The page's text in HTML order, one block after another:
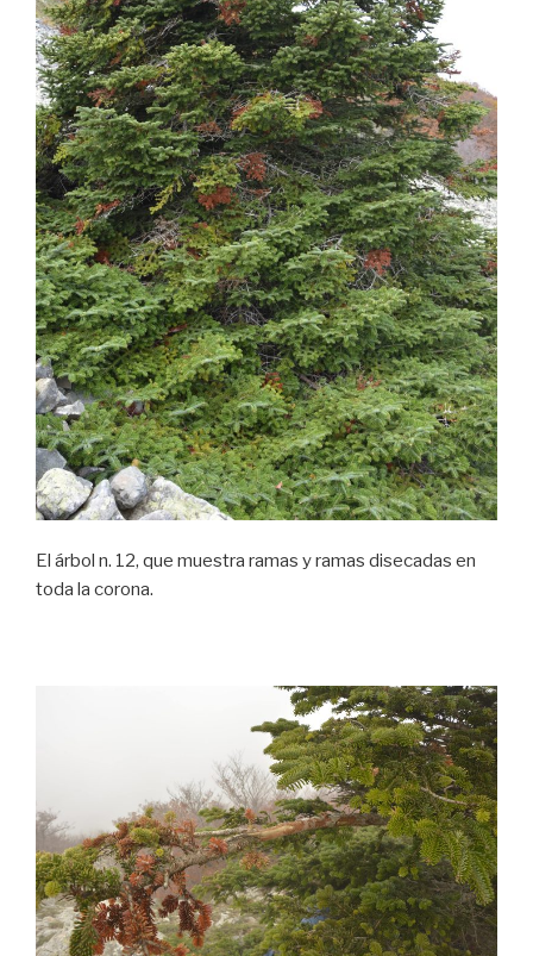
El árbol n. 12, que muestra ramas y ramas disecadas en
toda la corona.